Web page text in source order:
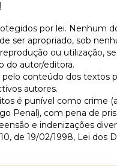
por lei. Nenhum
ser apropriado, sob
ou utilização,
do autor/editora.
pelo conteúdo dos textos
autores.
é punível como crime
Penal), com pena de
e indenizações
de 19/02/1998, Lei dos